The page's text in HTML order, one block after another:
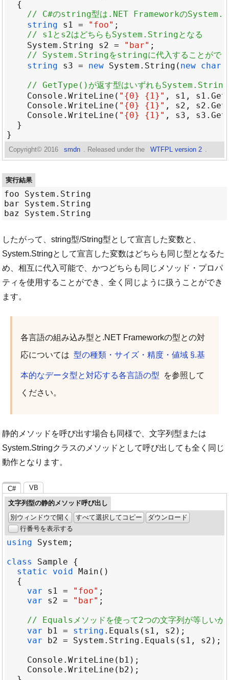
// C#のstring型は.NET Frameworkの
string
s1 = "foo"
// s1とs2はどちらもSystem.Stringとなる
System . String s2 = "bar"
// System.Stringをstringに代入することができ
string
s3 = new System . String ( new char
// GetType()が返す型はいずれもSystem.String
Console . WriteLine ( "{0} {1}" , s1 , s1 .
Console . WriteLine ( "{0} {1}" , s2 , s2 .
Console . WriteLine ( "{0} {1}" , s3 , s3 .
Copyright© 2016 smdn . Released under the WTFPL version 2
実行結果
foo System.String
bar System.String
したがって、string型/String型として宣言した変数と、
System.Stringとして宣言した変数はどちらも同じ型となるた
め、相互に代入可能で、かつどちらも同じメソッド・プロパ
ティを使用することができ、全く同じように扱うことができ
ます。
各言語の組み込み型と.NET Frameworkの型との対
応については 型の種類・サイズ・精度・値域 §.基
本的なデータ型と対応する各言語の型
を参照して
ください。
静的メソッドを呼び出す場合も同様で、文字列型または
System.Stringクラスのメソッドとして呼び出しても全く同じ
動作となります。
C# VB
文字列型の静的メソッド呼び出し
別ウィンドウで開く
すべて選択してコピー
ダウンロード
行番号を表示する
using System
class
Sample
static
void Main
var
s1 = "foo"
var
s2 = "bar"
// Equalsメソッドを使って2つの文字列が等しいか
var
b1 = string . Equals ( s1 , s2
var
b2 = System . String . Equals ( s1 , s2
Console . WriteLine ( b1
Console . WriteLine ( b2